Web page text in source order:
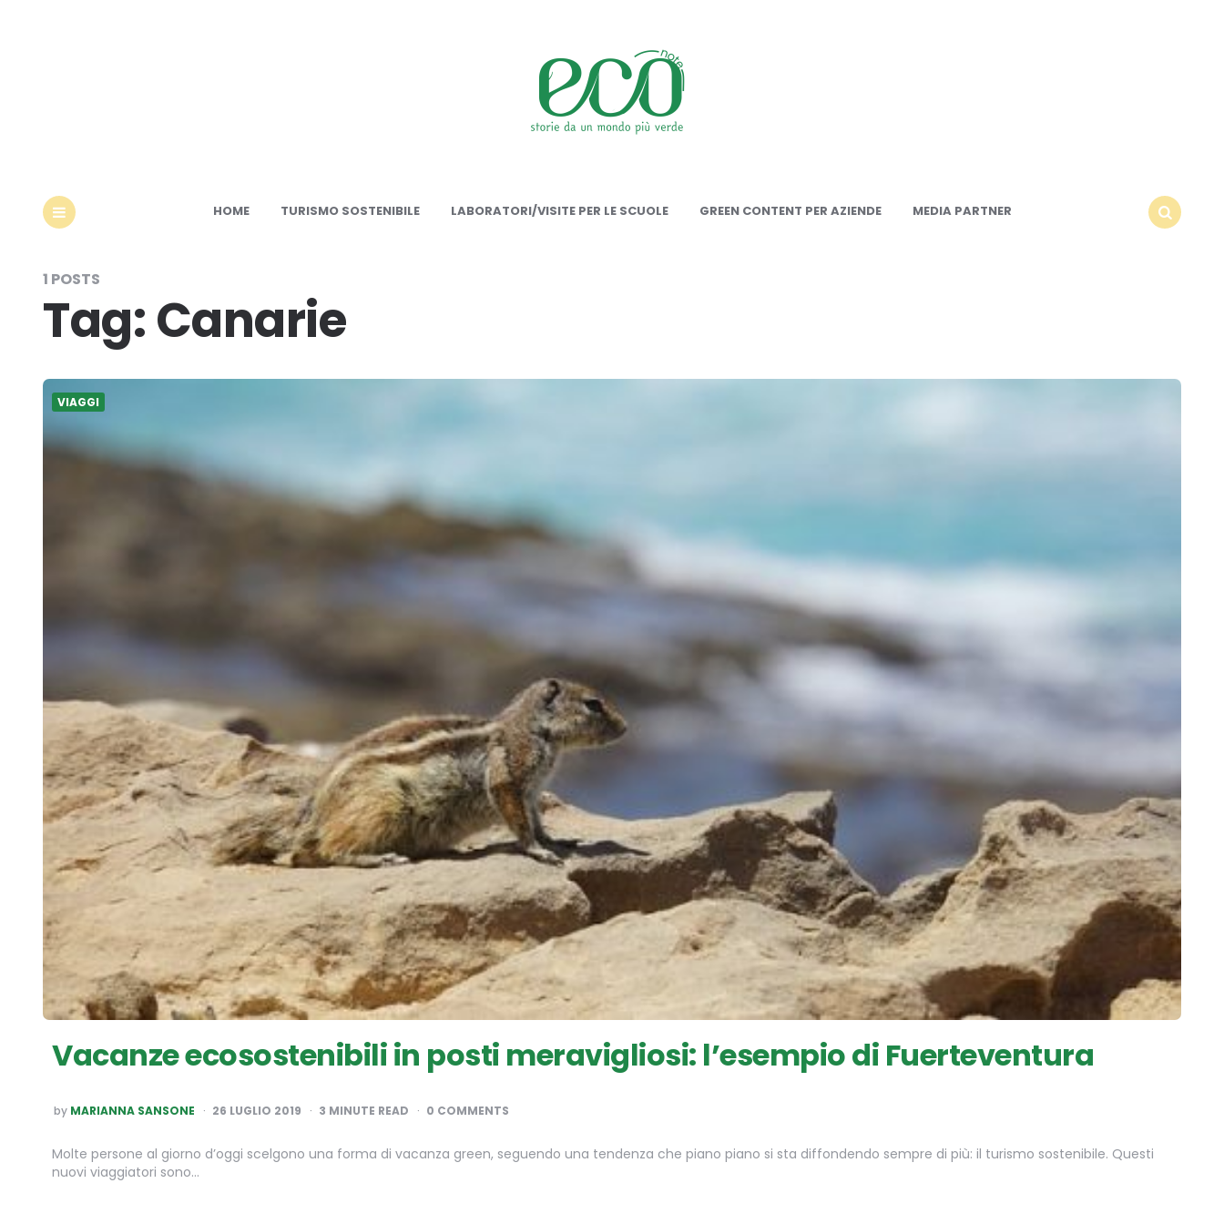
HOME TURISMO SOSTENIBILE LABORATORI/VISITE PER LE SCUOLE GREEN CONTENT PER AZIENDE
MEDIA PARTNER
1 POSTS
Tag:Canarie
VIAGGI
Vacanze ecosostenibili in posti meravigliosi: l’esempio di Fuerteventura
POSTED
BY
by MARIANNA SANSONE 26 LUGLIO 2019 3 MINUTE READ 0 COMMENTS
Molte persone al giorno d’oggi scelgono una forma di vacanza green, seguendo una tendenza che piano piano si sta diffondendo sempre di più: il turismo sostenibile. Questi
nuovi viaggiatori sono…